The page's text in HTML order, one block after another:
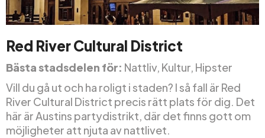
Red River Cultural District
Bästa stadsdelen för: Nattliv, Kultur, Hipster
Vill du gå ut och ha roligt i staden? I så fall är Red
River Cultural District precis rätt plats för dig. Det
här är Austins partydistrikt, där det finns gott om
möjligheter att njuta av nattlivet.